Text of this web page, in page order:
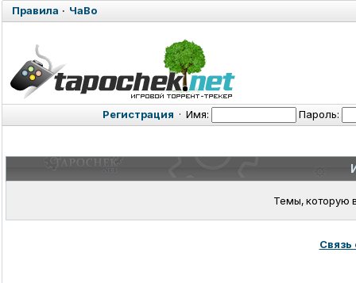
Правила · ЧаВо
Регистрация · Имя: Пароль:
Темы, которую